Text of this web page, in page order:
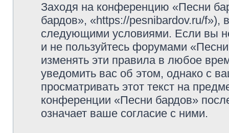
Заходя на конференцию «Песни
бардов», «https://pesnibardov.ru/f»),
следующими условиями. Если вы
и не пользуйтесь форумами
изменять эти правила в любое
уведомить вас об этом, однако с
просматривать этот текст на
конференции «Песни бардов»
означает ваше согласие с ними.